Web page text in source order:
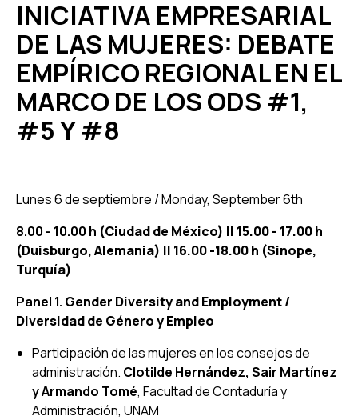
INICIATIVA EMPRESARIAL
DE LAS MUJERES: DEBATE
EMPÍRICO REGIONAL EN EL
MARCO DE LOS ODS #1,
#5 Y #8
Lunes 6 de septiembre / Monday, September 6th
8.00 - 10.00 h (Ciudad de México) || 15.00 - 17.00 h
(Duisburgo, Alemania) || 16.00 -18.00 h (Sinope,
Turquía)
Panel 1. Gender Diversity and Employment /
Diversidad de Género y Empleo
Participación de las mujeres en los consejos de
administración. Clotilde Hernández, Sair Martínez
y Armando Tomé, Facultad de Contaduría y
Administración, UNAM